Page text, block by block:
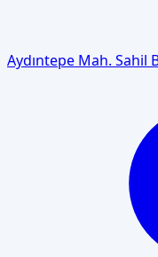
Aydıntepe Mah. Sahil